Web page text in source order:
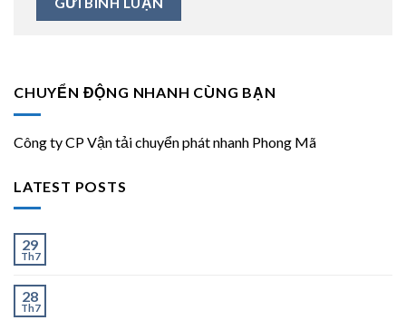
CHUYỂN ĐỘNG NHANH CÙNG BẠN
Công ty CP Vận tải chuyển phát nhanh Phong Mã
LATEST POSTS
29
Th7
28
Th7